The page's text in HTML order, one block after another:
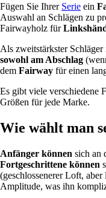
Fügen Sie Ihrer Serie ein
Auswahl an Schlägen zu
Fairwayholz für
Als zweitstärkster
sowohl am Abschlag
dem Fairway für einen
Es gibt viele verschiedene
Größen für jede Marke.
Wie wählt man
Anfänger können sich an
Fortgeschrittene können
(geschlossenerer Loft,
Amplitude, was ihn